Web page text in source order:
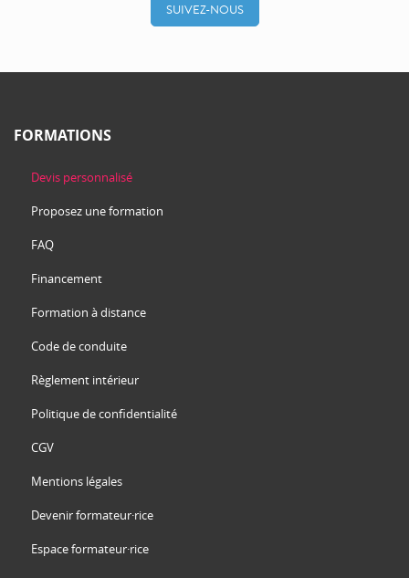
SUIVEZ-NOUS
FORMATIONS
Devis personnalisé
Proposez une formation
FAQ
Financement
Formation à distance
Code de conduite
Règlement intérieur
Politique de confidentialité
CGV
Mentions légales
Devenir formateur·rice
Espace formateur·rice